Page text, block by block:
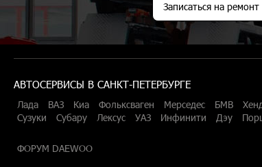
Записаться на ремонт
АВТОСЕРВИСЫ В САНКТ-ПЕТЕРБУРГЕ
Лада ВАЗ Киа Фольксваген Мерседес БМВ
Сузуки
Субару Лексус УАЗ Инфинити Дэу
ФОРУМ DAEWOO